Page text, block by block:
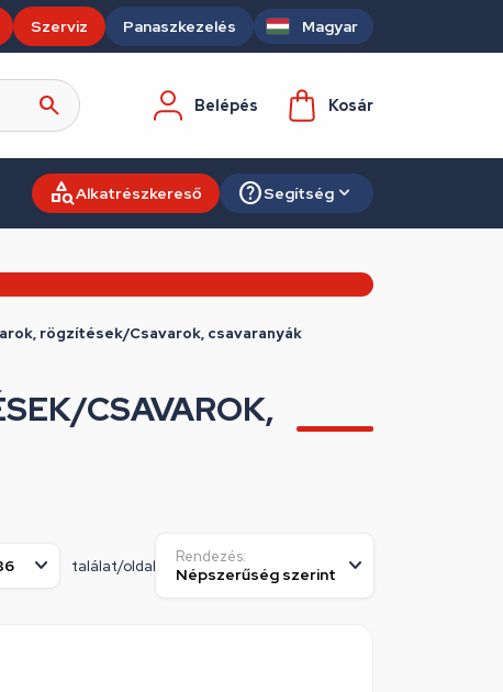
Szerviz Panaszkezelés Magyar
Belépés Kosár
Alkatrészkereső Segítség
rögzítések/Csavarok, csavaranyák
CSAVAROK,
találat/oldal
Rendezés: